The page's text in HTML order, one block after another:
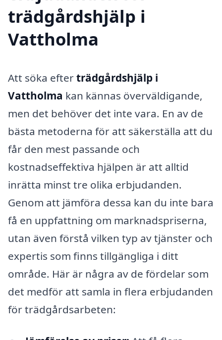
trädgårdshjälp i
Vattholma
Att söka efterträdgårdshjälp i
Vattholma kan kännas överväldigande,
men det behöver det inte vara. En av de
bästa metoderna för att säkerställa att du
får den mest passande och
kostnadseffektiva hjälpen är att alltid
inrätta minst tre olika erbjudanden.
Genom att jämföra dessa kan du inte bara
få en uppfattning om marknadspriserna,
utan även förstå vilken typ av tjänster och
expertis som finns tillgängliga i ditt
område. Här är några av de fördelar som
det medför att samla in flera erbjudanden
för trädgårdsarbeten: